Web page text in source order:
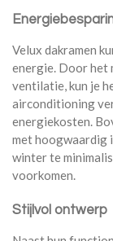
Velux dakramen
energie. Door het
ventilatie, kun je
airconditioning
energiekosten.
met hoogwaardig
winter te
voorkomen.
Stijlvol ontwerp